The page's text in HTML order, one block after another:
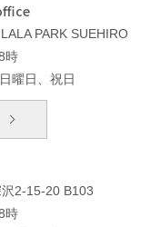
PARK SUEHIRO
時
曜日、祝日
2-15-20 B103
時